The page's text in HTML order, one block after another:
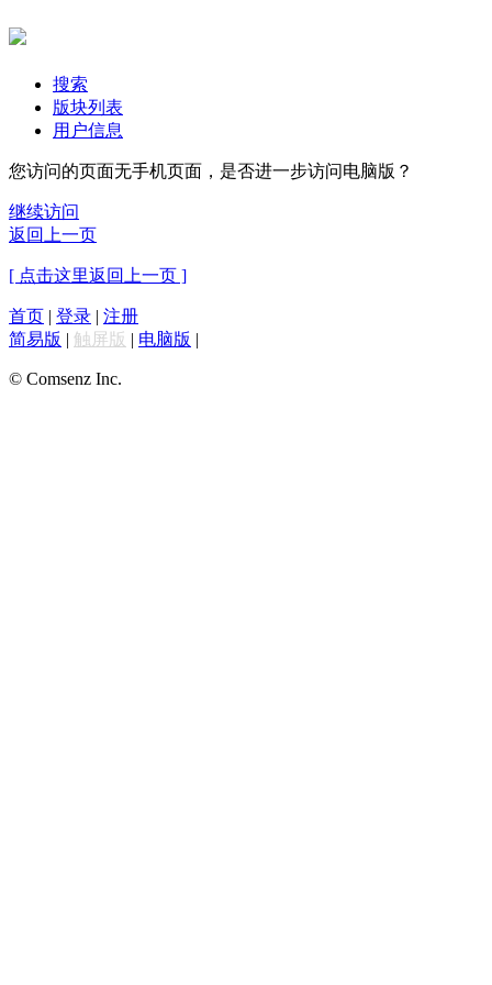
搜索
版块列表
用户信息
您访问的页面无手机页面，是否进一步访问电脑版？
继续访问
返回上一页
[ 点击这里返回上一页 ]
首页 | 登录 | 注册
简易版 | 触屏版 | 电脑版 |
© Comsenz Inc.